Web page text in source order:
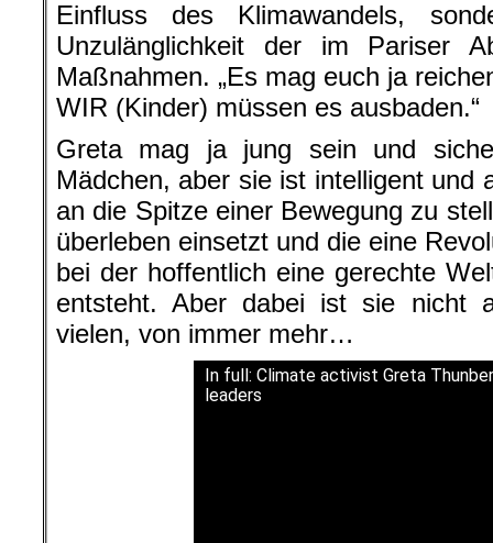
Einfluss des Klimawandels,
Unzulänglichkeit der im Pariser
Maßnahmen. „Es mag euch ja
WIR (Kinder) müssen es ausbaden.“
Greta mag ja jung sein und
Mädchen, aber sie ist intelligent und
an die Spitze einer Bewegung zu
überleben einsetzt und die eine
bei der hoffentlich eine gerechte
entsteht. Aber dabei ist sie nicht
vielen, von immer mehr…
In full: Climate activist Greta
leaders